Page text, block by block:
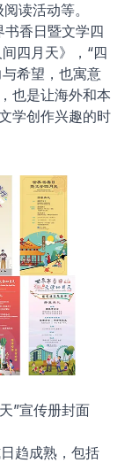
读活动等。
书香日暨文学四
四月天》，“四
希望，也寓意
也是让海外和本
学创作兴趣的时
”宣传册封面
趋成熟，包括